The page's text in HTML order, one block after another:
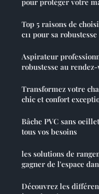
Top 5 raisons de
c11 pour sa robustesse
Aspirateur
robustesse au
Transformez votre
chic et confort
Bâche PVC sans
tous vos besoins
les solutions de
gagner de l'espace
Découvrez les